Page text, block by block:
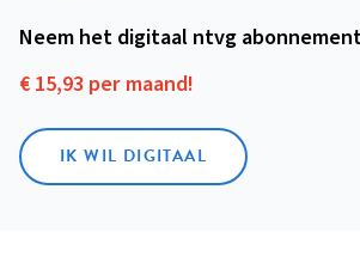
Neem het digitaal ntvg
€ 15,93 per maand!
IK WIL DIGITAAL